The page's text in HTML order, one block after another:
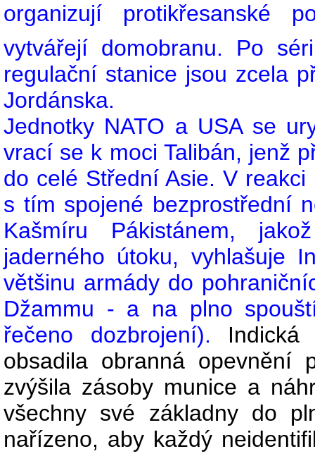
organizují protikřesanské
vytvářejí domobranu. Po
regulační stanice jsou zcela
Jordánska.
Jednotky NATO a USA se
vrací se k moci Talibán, jenž
do celé Střední Asie. V
s tím spojené bezprostřední
Kašmíru Pákistánem,
jaderného útoku, vyhlašuje
většinu armády do
Džammu - a na plno
řečeno dozbrojení).
obsadila obranná opevnění
zvýšila zásoby munice a
všechny své základny do
nařízeno, aby každý